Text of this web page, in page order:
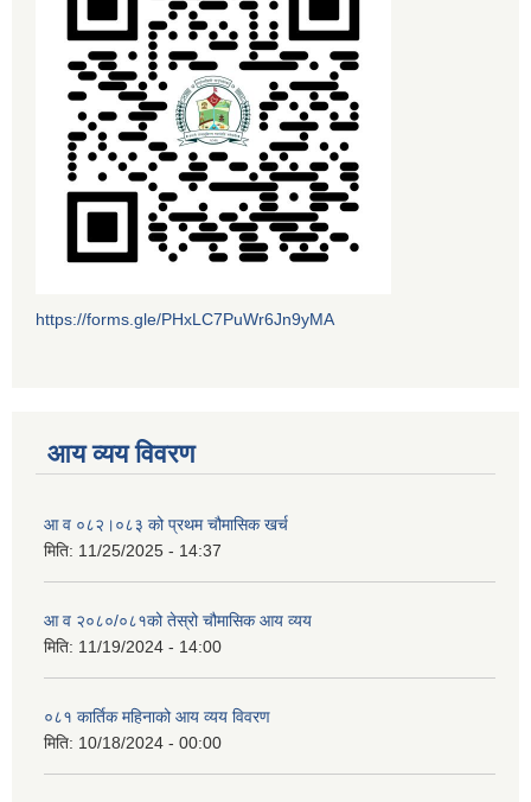
https://forms.gle/PHxLC7PuWr6Jn9yMA
आय व्यय विवरण
आ व ०८२।०८३ को प्रथम चौमासिक खर्च
मिति: 11/25/2025 - 14:37
आ व २०८०/०८१को तेस्रो चौमासिक आय व्यय
मिति: 11/19/2024 - 14:00
०८१ कार्तिक महिनाको आय व्यय विवरण
मिति: 10/18/2024 - 00:00